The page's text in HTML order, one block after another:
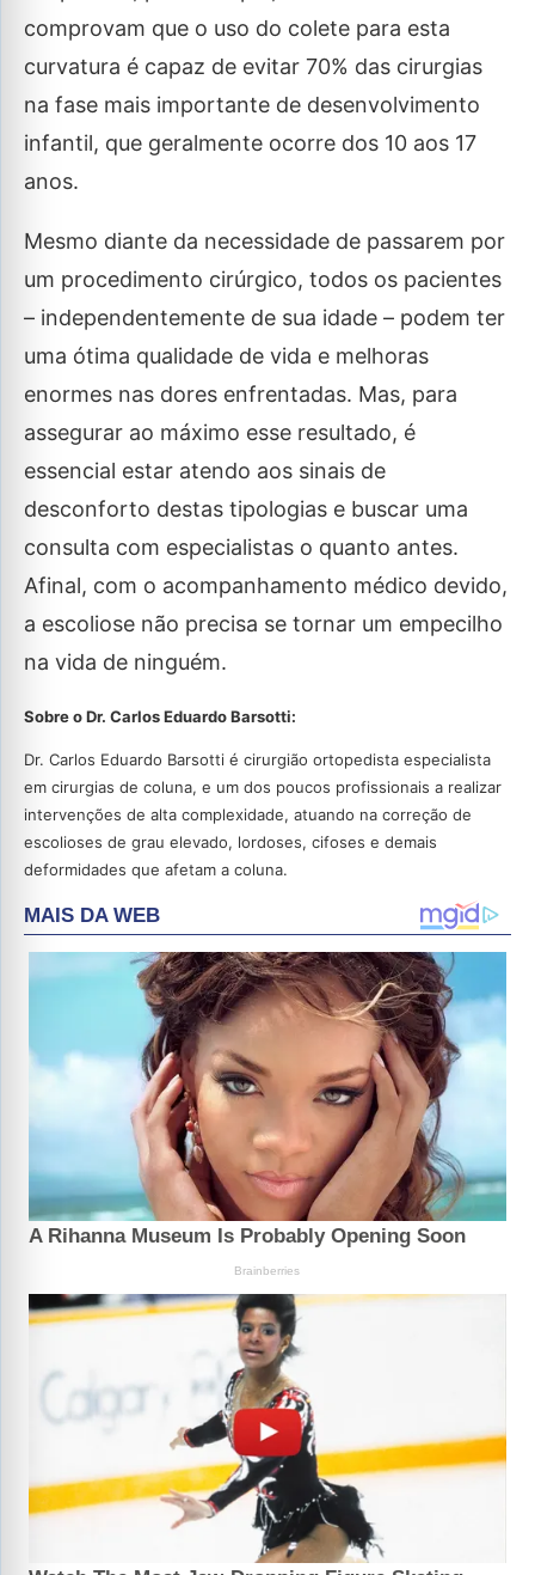
comprovam que o uso do colete para esta
curvatura é capaz de evitar 70% das cirurgias
na fase mais importante de desenvolvimento
infantil, que geralmente ocorre dos 10 aos 17
anos.
Mesmo diante da necessidade de passarem por
um procedimento cirúrgico, todos os pacientes
– independentemente de sua idade – podem ter
uma ótima qualidade de vida e melhoras
enormes nas dores enfrentadas. Mas, para
assegurar ao máximo esse resultado, é
essencial estar atendo aos sinais de
desconforto destas tipologias e buscar uma
consulta com especialistas o quanto antes.
Afinal, com o acompanhamento médico devido,
a escoliose não precisa se tornar um empecilho
na vida de ninguém.
Sobre o Dr. Carlos Eduardo Barsotti:
Dr. Carlos Eduardo Barsotti é cirurgião ortopedista especialista
em cirurgias de coluna, e um dos poucos profissionais a realizar
intervenções de alta complexidade, atuando na correção de
escolioses de grau elevado, lordoses, cifoses e demais
deformidades que afetam a coluna.